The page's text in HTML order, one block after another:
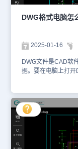
指缩放/单指拖动画
【图层】图标，显示
量】，选择线段/角
分享与保存（1）导
原DWG格式。（2）
我的云盘。通过以上
畅查看DWG文件。
DWG格式电脑怎
2025-01-16
DWG文件是CAD软
据。要在电脑上打
创建、编辑和查看
下：（1）下载并安
件】菜单，然后选择
DWG文件所在的位
按钮。2、使用CAD
行编辑，可以使用